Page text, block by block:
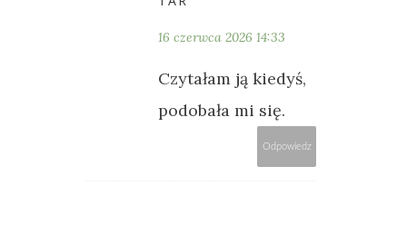
16 czerwca 2026 14:33
Czytałam ją kiedyś,
podobała mi się.
Odpowiedz